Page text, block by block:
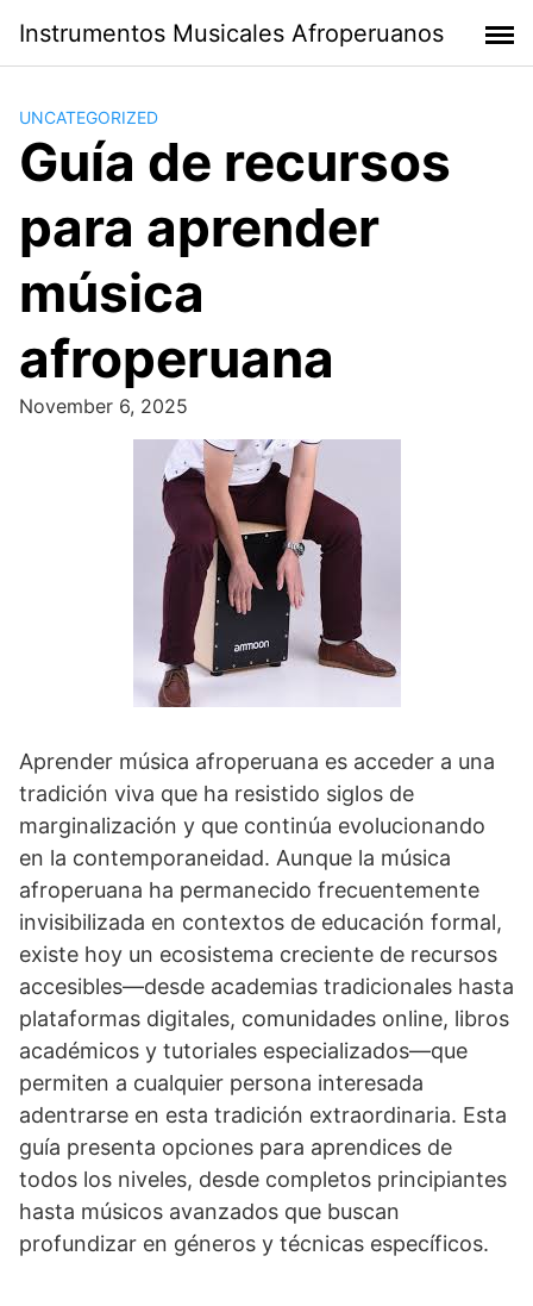
content
Instrumentos Musicales Afroperuanos
UNCATEGORIZED
Guía de recursos
para aprender
música
afroperuana
November 6, 2025
Aprender música afroperuana es acceder a una
tradición viva que ha resistido siglos de
marginalización y que continúa evolucionando
en la contemporaneidad. Aunque la música
afroperuana ha permanecido frecuentemente
invisibilizada en contextos de educación formal,
existe hoy un ecosistema creciente de recursos
accesibles—desde academias tradicionales hasta
plataformas digitales, comunidades online, libros
académicos y tutoriales especializados—que
permiten a cualquier persona interesada
adentrarse en esta tradición extraordinaria. Esta
guía presenta opciones para aprendices de
todos los niveles, desde completos principiantes
hasta músicos avanzados que buscan
profundizar en géneros y técnicas específicos.